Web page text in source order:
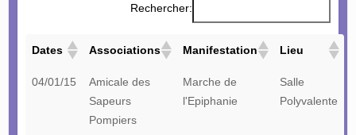
Rechercher:
Dates Associations Manifestation Lieu
04/01/15
Amicale des
Sapeurs
Pompiers
Marche de
l'Epiphanie
Salle
Polyvalente